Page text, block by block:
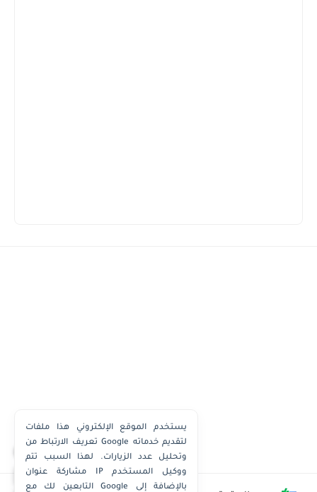
واتساب الكويت
يستخدم الموقع الإلكتروني هذا ملفات
تعريف الارتباط من Google لتقديم خدماته
وتحليل عدد الزيارات. لهذا السبب تتم
مشاركة عنوان IP ووكيل المستخدم
التابعين لك مع Google بالإضافة إلى